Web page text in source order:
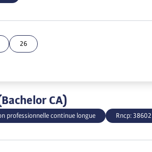
26
CA)
professionnelle continue longue Rncp: 38602